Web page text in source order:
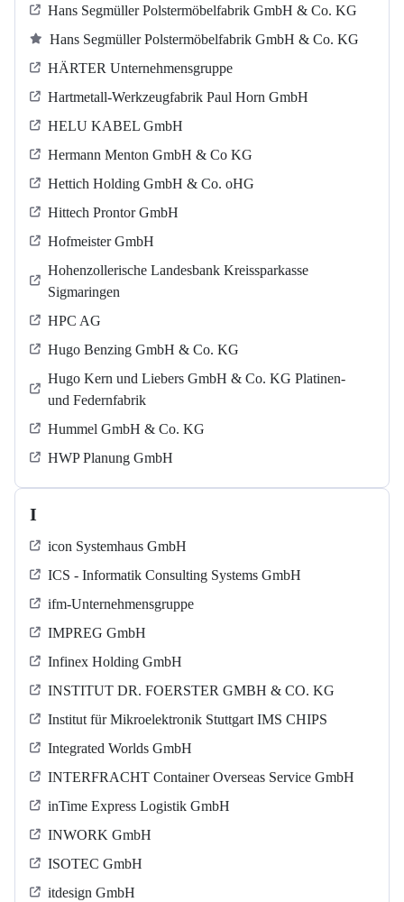
Hans Segmüller Polstermöbelfabrik GmbH & Co. KG
Hans Segmüller Polstermöbelfabrik GmbH & Co. KG
HÄRTER Unternehmensgruppe
Hartmetall-Werkzeugfabrik Paul Horn GmbH
HELU KABEL GmbH
Hermann Menton GmbH & Co KG
Hettich Holding GmbH & Co. oHG
Hittech Prontor GmbH
Hofmeister GmbH
Hohenzollerische Landesbank Kreissparkasse
Sigmaringen
HPC AG
Hugo Benzing GmbH & Co. KG
Hugo Kern und Liebers GmbH & Co. KG Platinen-
und Federnfabrik
Hummel GmbH & Co. KG
HWP Planung GmbH
I
icon Systemhaus GmbH
ICS - Informatik Consulting Systems GmbH
ifm-Unternehmensgruppe
IMPREG GmbH
Infinex Holding GmbH
INSTITUT DR. FOERSTER GMBH & CO. KG
Institut für Mikroelektronik Stuttgart IMS CHIPS
Integrated Worlds GmbH
INTERFRACHT Container Overseas Service GmbH
inTime Express Logistik GmbH
INWORK GmbH
ISOTEC GmbH
itdesign GmbH